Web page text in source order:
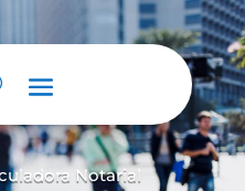
Notarial